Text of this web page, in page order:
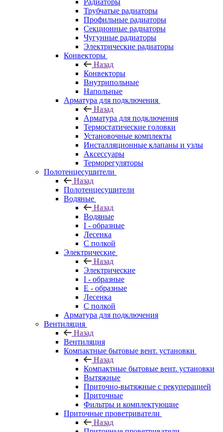
Радиаторы
Трубчатые радиаторы
Профильные радиаторы
Секционные радиаторы
Чугунные радиаторы
Электрические радиаторы
Конвекторы
Назад
Конвекторы
Внутрипольные
Напольные
Арматура для подключения
Назад
Арматура для подключения
Термостатические головки
Установочные комплекты
Инсталляционные клапаны и узлы
Аксессуары
Терморегуляторы
Полотенцесушители
Назад
Полотенцесушители
Водяные
Назад
Водяные
I - образные
Лесенка
С полкой
Электрические
Назад
Электрические
I - образные
E - образные
Лесенка
С полкой
Арматура для подключения
Вентиляция
Назад
Вентиляция
Компактные бытовые вент. установки
Назад
Компактные бытовые вент. установки
Вытяжные
Приточно-вытяжные с рекуперацией
Приточные
Фильтры и комплектующие
Приточные проветриватели
Назад